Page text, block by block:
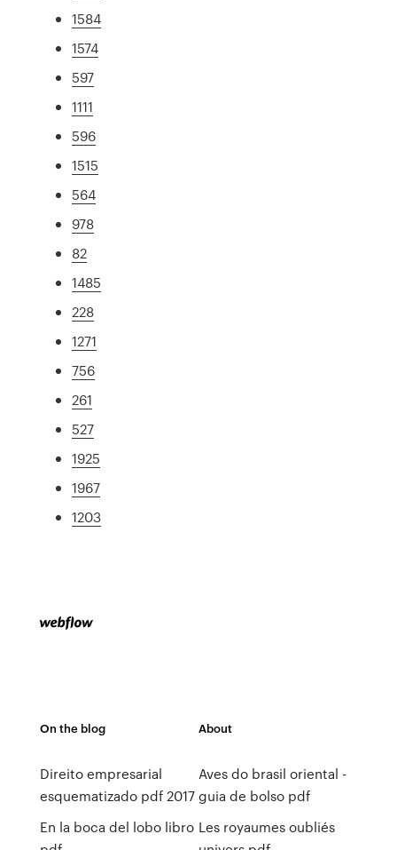
1584
1574
597
1111
596
1515
564
978
82
1485
228
1271
756
261
527
1925
1967
1203
On the blog
Direito empresarial
esquematizado pdf 2017
En la boca del lobo libro
About
Aves do brasil oriental -
guia de bolso pdf
Les royaumes oubliés